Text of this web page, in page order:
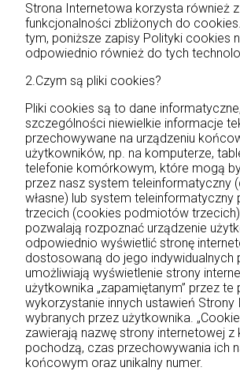
Strona Internetowa korzysta również z
funkcjonalności zbliżonych do
tym, poniższe zapisy Polityki cookies
odpowiednio również do tych
2.Czym są pliki cookies?
Pliki cookies są to dane
szczególności niewielkie informacje
przechowywane na urządzeniu
użytkowników, np. na komputerze,
telefonie komórkowym, które mogą
przez nasz system teleinformatyczny
własne) lub system
trzecich (cookies podmiotów
pozwalają rozpoznać urządzenie
odpowiednio wyświetlić stronę
dostosowaną do jego indywidualnych
umożliwiają wyświetlenie strony
użytkownika „zapamiętanym” przez te
wykorzystanie innych ustawień Strony
wybranych przez użytkownika.
zawierają nazwę strony internetowej z
pochodzą, czas przechowywania ich
końcowym oraz unikalny numer.